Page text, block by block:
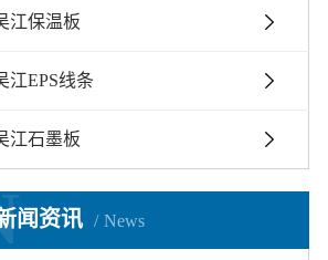
江保温板
江EPS线条
江石墨板
闻资讯 News